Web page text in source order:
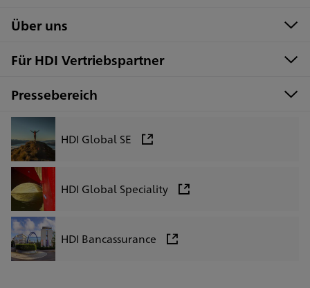
Über uns
Für HDI Vertriebspartner
Pressebereich
HDI Global SE
HDI Global Speciality
HDI Bancassurance